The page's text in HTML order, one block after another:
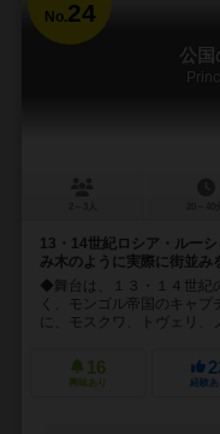
No.24
公国
13・14世紀ロシア・ルー
み木のように実際に街並み
◆舞台は、１３・１４世紀
く、モンゴル帝国のキャ
に、モスクワ、トヴェリ、
16
興味あり 経験あ